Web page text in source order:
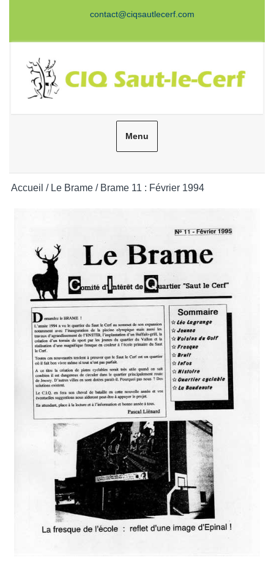
contact@ciqsautlecerf.com
Menu
Accueil / Le Brame / Brame 11 : Février 1994